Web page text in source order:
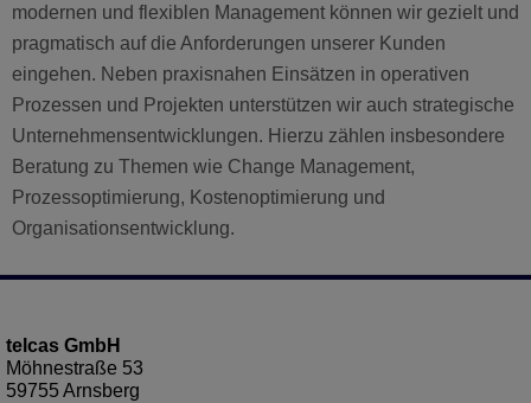
modernen und flexiblen Management können wir gezielt und
pragmatisch auf die Anforderungen unserer Kunden
eingehen. Neben praxisnahen Einsätzen in operativen
Prozessen und Projekten unterstützen wir auch strategische
Unternehmensentwicklungen. Hierzu zählen insbesondere
Beratung zu Themen wie Change Management,
Prozessoptimierung, Kostenoptimierung und
Organisationsentwicklung.
telcas GmbH
Möhnestraße 53
59755 Arnsberg